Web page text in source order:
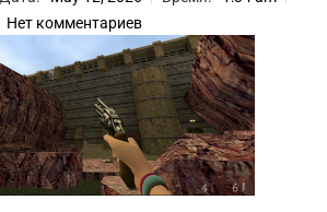
Нет комментариев